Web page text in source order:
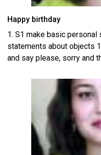
Happy birthday
1. S1 make basic
statements about objects
and say please, sorry and